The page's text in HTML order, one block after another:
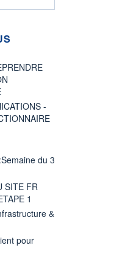
-
du 3
SITE FR
1
&
pour